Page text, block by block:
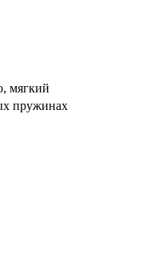
мягкий
пружинах